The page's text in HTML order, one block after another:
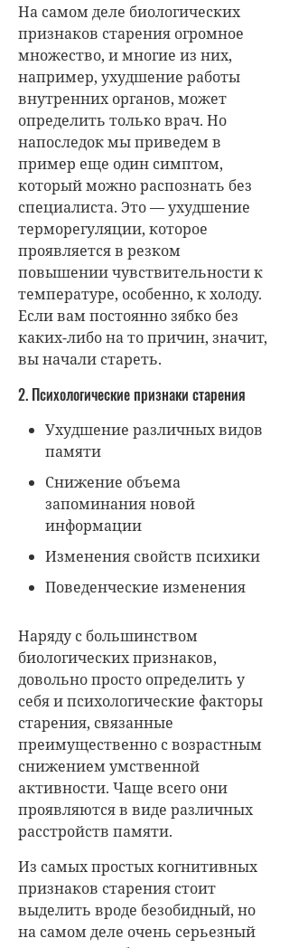
На самом деле биологических
признаков старения огромное
множество, и многие из них,
например, ухудшение работы
внутренних органов, может
определить только врач. Но
напоследок мы приведем в
пример еще один симптом,
который можно распознать без
специалиста. Это — ухудшение
терморегуляции, которое
проявляется в резком
повышении чувствительности к
температуре, особенно, к холоду.
Если вам постоянно зябко без
каких-либо на то причин, значит,
вы начали стареть.
2. Психологические признаки старения
Ухудшение различных видов
памяти
Снижение объема
запоминания новой
информации
Изменения свойств психики
Поведенческие изменения
Наряду с большинством
биологических признаков,
довольно просто определить у
себя и психологические факторы
старения, связанные
преимущественно с возрастным
снижением умственной
активности. Чаще всего они
проявляются в виде различных
расстройств памяти.
Из самых простых когнитивных
признаков старения стоит
выделить вроде безобидный, но
на самом деле очень серьезный